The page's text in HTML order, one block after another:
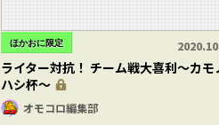
ほかおに限定
ライター対抗！ チーム戦大喜利～カモ
ハシ杯～
オモコロ編集部